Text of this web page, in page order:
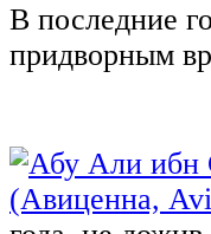
В последние
придворным